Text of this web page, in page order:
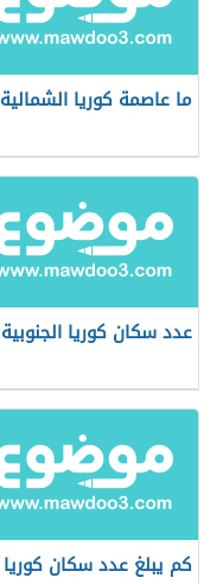
ما عاصمة كوريا الشمالية
عدد سكان كوريا الجنوبية
كم يبلغ عدد سكان كوريا